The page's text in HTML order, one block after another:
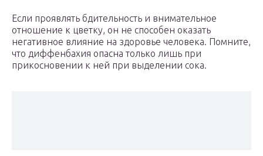
Если проявлять бдительность и внимательное
отношение к цветку, он не способен оказать
негативное влияние на здоровье человека. Помните,
что диффенбахия опасна только лишь при
прикосновении к ней при выделении сока.